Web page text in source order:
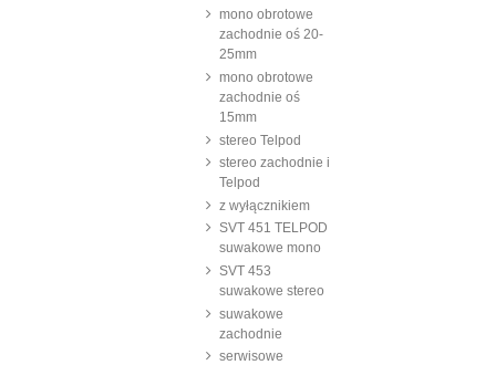
mono obrotowe
zachodnie oś 20-
25mm
mono obrotowe
zachodnie oś
15mm
stereo Telpod
stereo zachodnie i
Telpod
z wyłącznikiem
SVT 451 TELPOD
suwakowe mono
SVT 453
suwakowe stereo
suwakowe
zachodnie
serwisowe